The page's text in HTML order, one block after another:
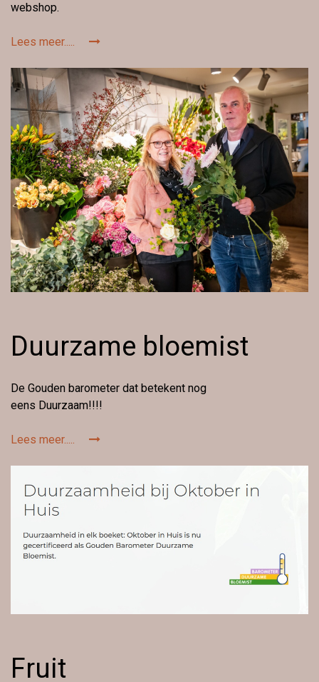
webshop.
Lees meer.....
Duurzame bloemist
De Gouden barometer dat betekent nog
eens Duurzaam!!!!
Lees meer.....
Fruit